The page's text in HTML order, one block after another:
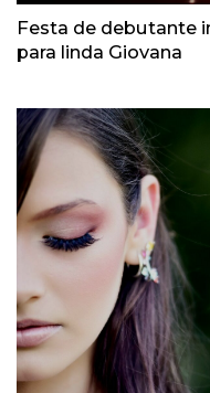
Festa de debutante
para linda Giovana